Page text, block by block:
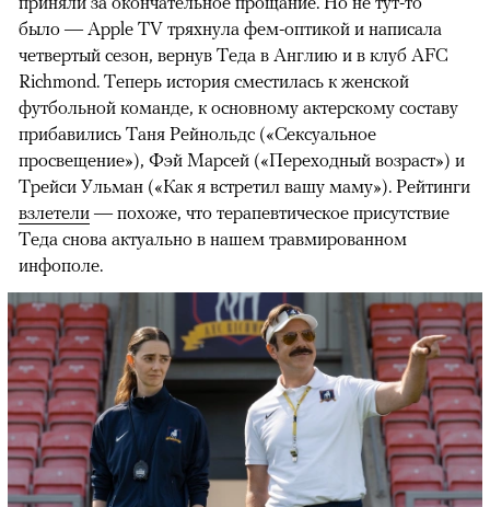
00:00 / 00:00
было — Apple TV тряхнула фем-оптикой и написала
четвертый сезон, вернув Теда в Англию и в клуб AFC
Richmond. Теперь история сместилась к женской
футбольной команде, к основному актерскому составу
прибавились Таня Рейнольдс («Сексуальное
просвещение»), Фэй Марсей («Переходный возраст») и
Трейси Ульман («Как я встретил вашу маму»). Рейтинги
взлетели — похоже, что терапевтическое присутствие
Теда снова актуально в нашем травмированном
инфополе.